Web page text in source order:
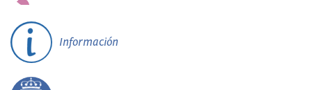
Información